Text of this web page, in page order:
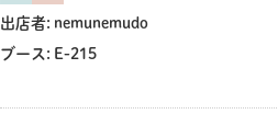
出店者: nemunemudo
ブース: E-215